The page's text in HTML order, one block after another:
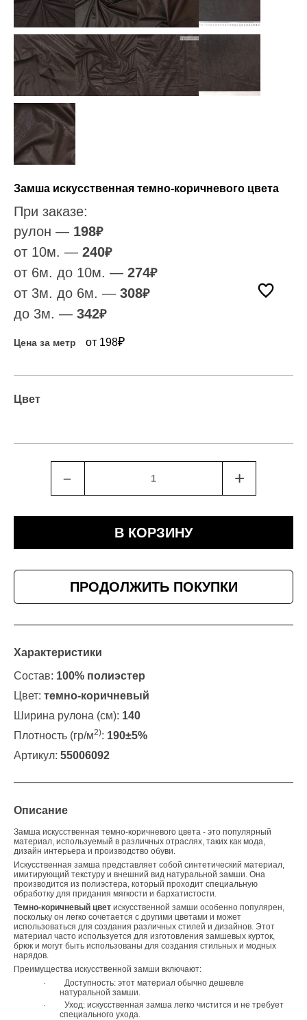
Замша искусственная темно-коричневого цвета
При заказе:
рулон — 198₽
от 10м. — 240₽
от 6м. до 10м. — 274₽
от 3м. до 6м. — 308₽
до 3м. — 342₽
Цена за метр от 198₽
Цвет
﹣ +
В КОРЗИНУ
ПРОДОЛЖИТЬ ПОКУПКИ
Характеристики
Состав: 100% полиэстер
Цвет: темно-коричневый
Ширина рулона (см): 140
Плотность (гр/м2): 190±5%
Артикул: 55006092
Описание
Замша искусственная темно-коричневого цвета - это популярный
материал, используемый в различных отраслях, таких как мода,
дизайн интерьера и производство обуви.
Искусственная замша представляет собой синтетический материал,
имитирующий текстуру и внешний вид натуральной замши. Она
производится из полиэстера, который проходит специальную
обработку для придания мягкости и бархатистости.
Темно-коричневый цвет искусственной замши особенно популярен,
поскольку он легко сочетается с другими цветами и может
использоваться для создания различных стилей и дизайнов. Этот
материал часто используется для изготовления замшевых курток,
брюк и могут быть использованы для создания стильных и модных
нарядов.
Преимущества искусственной замши включают:
·
Доступность: этот материал обычно дешевле
натуральной замши.
·
Уход: искусственная замша легко чистится и не требует
специального ухода.